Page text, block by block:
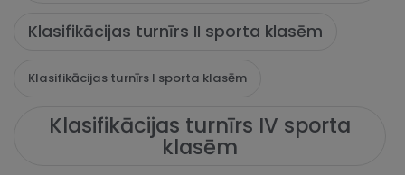
Klasifikācijas turnīrs II sporta klasēm
Klasifikācijas turnīrs I sporta klasēm
Klasifikācijas turnīrs IV sporta
klasēm